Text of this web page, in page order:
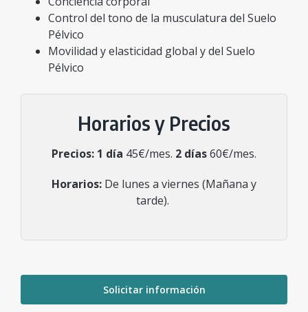
Control del tono de la musculatura del Suelo
Pélvico
Movilidad y elasticidad global y del Suelo
Pélvico
Horarios y Precios
Precios: 1 día 45€/mes. 2 días60€/mes.
Horarios: De lunes a viernes (Mañana y
tarde).
Solicitar información